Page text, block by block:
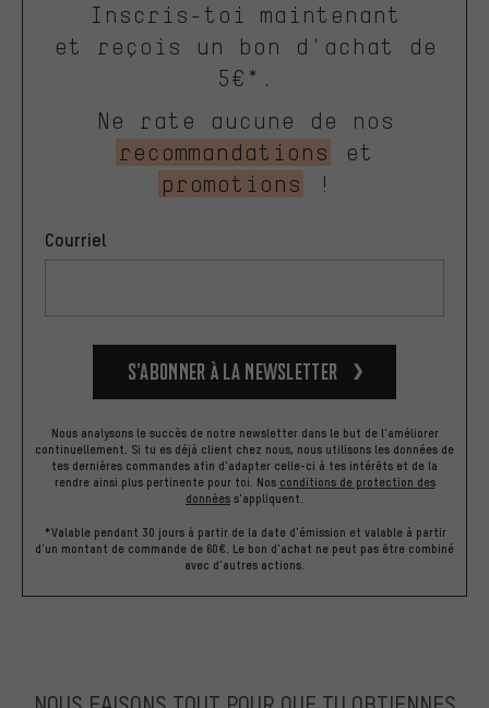
Inscris-toi maintenant
et reçois un bon d'achat de
5€*.
Ne rate aucune de nos
recommandations
et
promotions
!
Courriel
S’abonner à la newsletter
Nous analysons le succès de notre newsletter dans le but de l'améliorer
continuellement. Si tu es déjà client chez nous, nous utilisons les données de
tes dernières commandes afin d'adapter celle-ci à tes intérêts et de la
rendre ainsi plus pertinente pour toi. Nos conditions de protection des
données s'appliquent.
*Valable pendant 30 jours à partir de la date d'émission et valable à partir
d'un montant de commande de 60€. Le bon d'achat ne peut pas être combiné
avec d'autres actions.